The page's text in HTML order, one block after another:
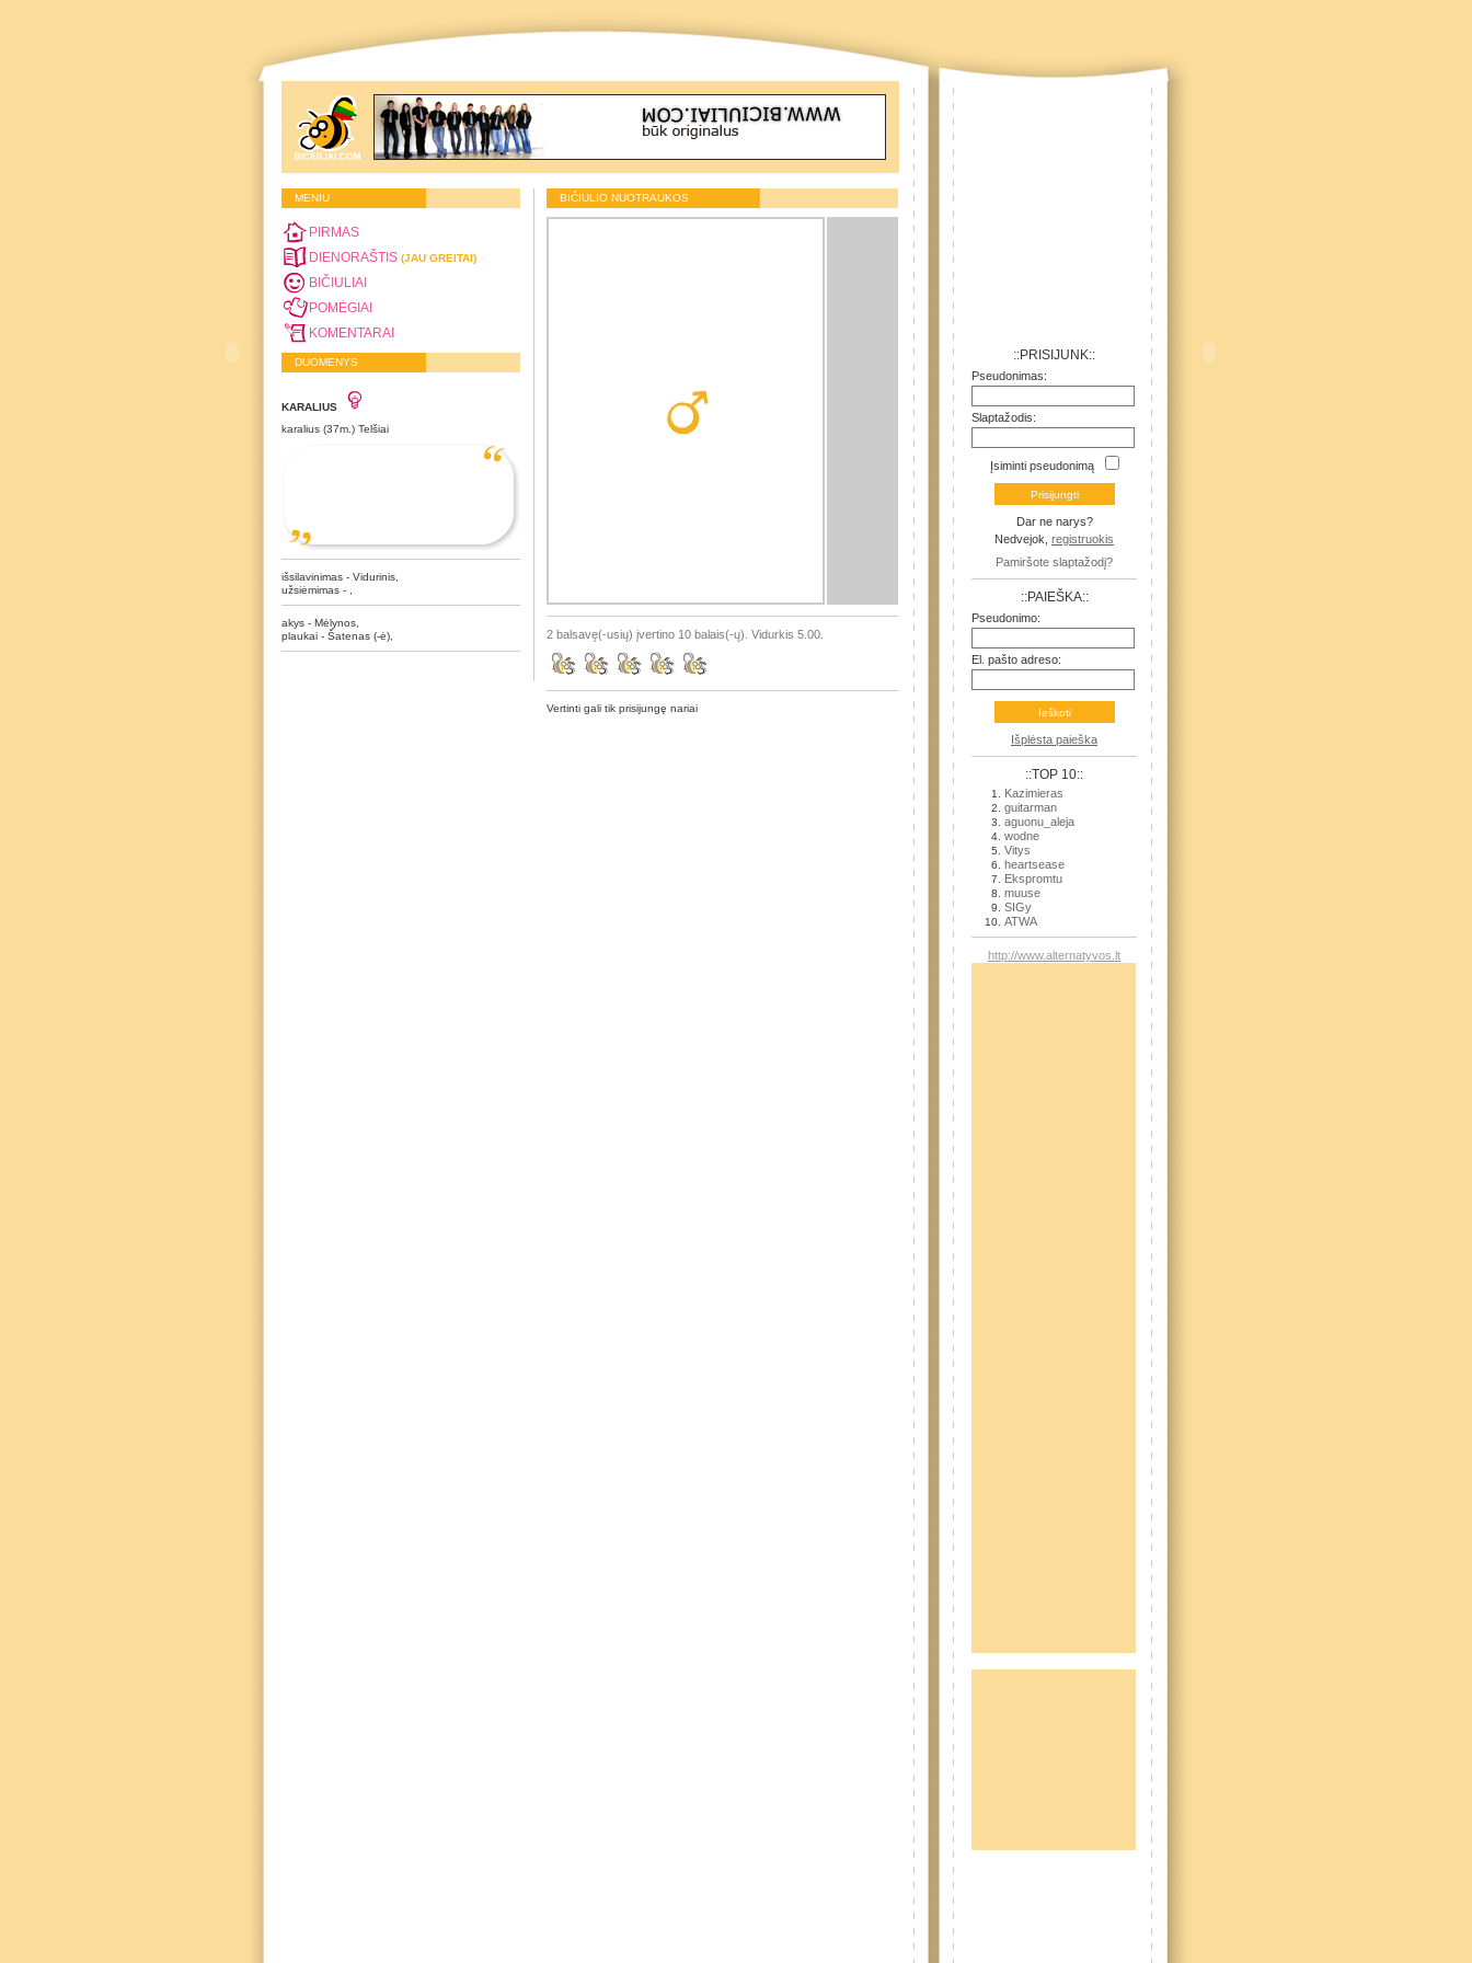
::PRISIJUNK::
Pseudonimas:
Slaptažodis:
Įsiminti pseudonimą
Dar ne narys?
Nedvejok, registruokis
Pamiršote slaptažodį?
::PAIEŠKA::
Pseudonimo:
El. pašto adreso:
Išplėsta paieška
::TOP 10::
Kazimieras
guitarman
aguonu_aleja
wodne
Vitys
heartsease
Ekspromtu
muuse
SIGy
ATWA
http://www.alternatyvos.lt
MENIU
PIRMAS
DIENORAŠTIS (JAU GREITAI)
BIČIULIAI
POMĖGIAI
KOMENTARAI
DUOMENYS
KARALIUS
karalius (37m.) Telšiai
išsilavinimas - Vidurinis,
užsiėmimas - ,
akys - Mėlynos,
plaukai - Šatenas (-ė),
BIČIULIO NUOTRAUKOS
2 balsavę(-usių) įvertino 10 balais(-ų). Vidurkis 5.00.
Vertinti gali tik prisijungę nariai